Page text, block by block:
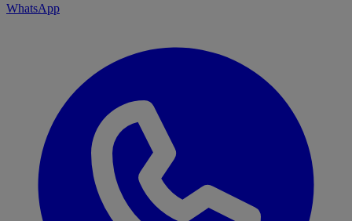
WhatsApp